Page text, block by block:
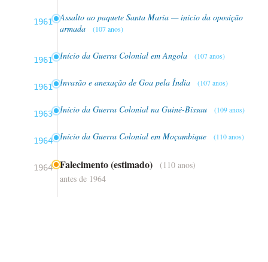
1961
Assalto ao paquete Santa Maria — início da oposição
armada
(107 anos)
1961 Início da Guerra Colonial em Angola (107 anos)
1961 Invasão e anexação de Goa pela Índia (107 anos)
1963 Início da Guerra Colonial na Guiné-Bissau (109 anos)
1964 Início da Guerra Colonial em Moçambique (110 anos)
1964 Falecimento (estimado)
(110 anos)
antes de 1964